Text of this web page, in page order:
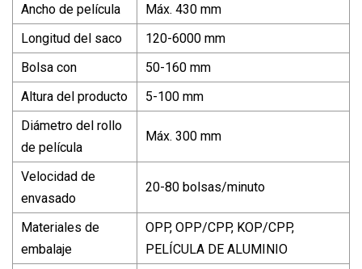
Ancho de película
Máx. 430 mm
Longitud del saco
120-6000 mm
Bolsa con
50-160 mm
Altura del producto
5-100 mm
Diámetro del rollo
de película
Máx. 300 mm
Velocidad de
envasado
20-80 bolsas/minuto
Materiales de
embalaje
OPP, OPP/CPP, KOP/CPP,
PELÍCULA DE ALUMINIO